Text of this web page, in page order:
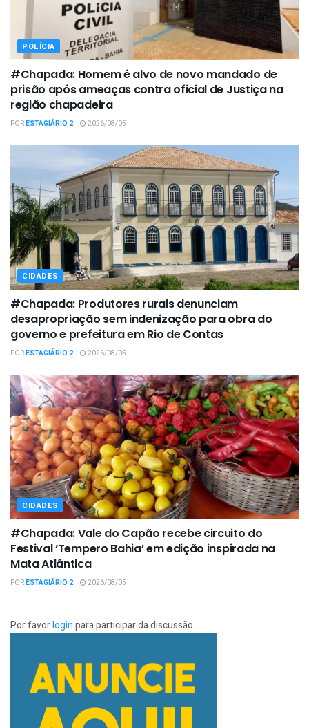
POLÍCIA
#Chapada: Homem é alvo de novo mandado de
prisão após ameaças contra oficial de Justiça na
região chapadeira
PORESTAGIÁRIO 2 2026/08/05
CIDADES
#Chapada: Produtores rurais denunciam
desapropriação sem indenização para obra do
governo e prefeitura em Rio de Contas
PORESTAGIÁRIO 2 2026/08/05
CIDADES
#Chapada: Vale do Capão recebe circuito do
Festival ‘Tempero Bahia’ em edição inspirada na
Mata Atlântica
PORESTAGIÁRIO 2 2026/08/05
Por favorloginpara participar da discussão